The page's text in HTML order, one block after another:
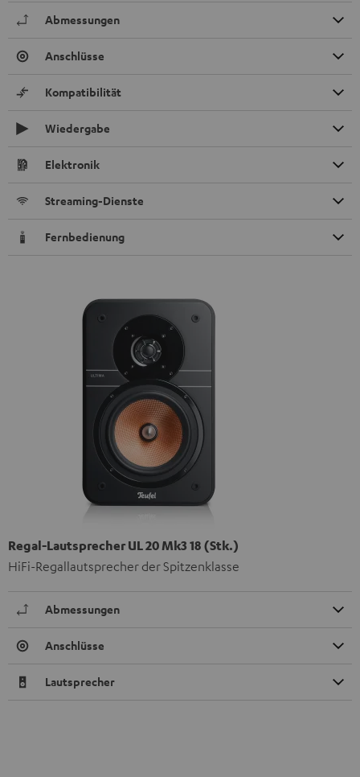
Abmessungen
Anschlüsse
Kompatibilität
Wiedergabe
Elektronik
Streaming-Dienste
Fernbedienung
Regal-Lautsprecher UL 20 Mk3 18 (Stk.)
HiFi-Regallautsprecher der Spitzenklasse
Abmessungen
Anschlüsse
Lautsprecher